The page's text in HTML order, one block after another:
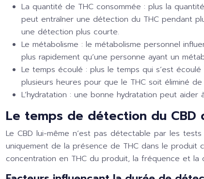
La quantité de THC consommée : plus la
peut entraîner une détection du THC pendant
une détection plus courte.
Le métabolisme : le métabolisme personnel
plus rapidement qu’une personne ayant un
Le temps écoulé : plus le temps qui s’est
plusieurs heures pour que le THC soit éliminé
L’hydratation : une bonne hydratation peut aider
Le temps de détection du CBD
Le CBD lui-même n’est pas détectable par les
uniquement de la présence de THC dans le produit
concentration en THC du produit, la fréquence et la